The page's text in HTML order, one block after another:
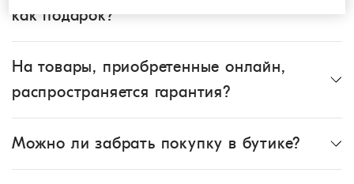
как подарок?
На товары, приобретенные онлайн,
распространяется гарантия?
Можно ли забрать покупку в бутике?